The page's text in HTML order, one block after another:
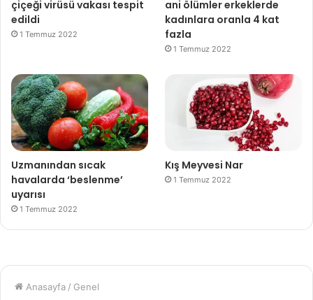
çiçeği virüsü vakası tespit
edildi
1 Temmuz 2022
ani ölümler erkeklerde
kadınlara oranla 4 kat
fazla
1 Temmuz 2022
Uzmanından sıcak
havalarda ‘beslenme’
uyarısı
1 Temmuz 2022
Kış Meyvesi Nar
1 Temmuz 2022